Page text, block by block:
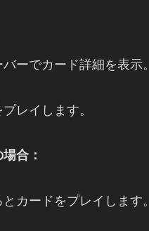
ーでカード詳細を表示。
レイします。
合：
カードをプレイします。